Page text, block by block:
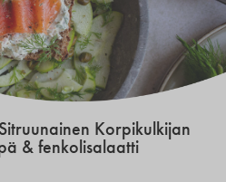
Sitruunainen Korpikulkijan
& fenkolisalaatti